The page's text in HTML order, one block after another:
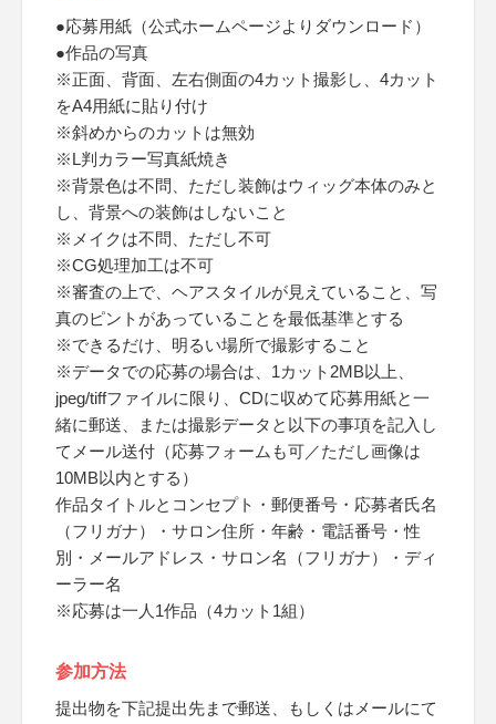
●応募用紙（公式ホームページよりダウンロード）
●作品の写真
※正面、背面、左右側面の4カット撮影し、4カット
をA4用紙に貼り付け
※斜めからのカットは無効
※L判カラー写真紙焼き
※背景色は不問、ただし装飾はウィッグ本体のみと
し、背景への装飾はしないこと
※メイクは不問、ただし不可
※CG処理加工は不可
※審査の上で、ヘアスタイルが見えていること、写
真のピントがあっていることを最低基準とする
※できるだけ、明るい場所で撮影すること
※データでの応募の場合は、1カット2MB以上、
jpeg/tiffファイルに限り、CDに収めて応募用紙と一
緒に郵送、または撮影データと以下の事項を記入し
てメール送付（応募フォームも可／ただし画像は
10MB以内とする）
作品タイトルとコンセプト・郵便番号・応募者氏名
（フリガナ）・サロン住所・年齢・電話番号・性
別・メールアドレス・サロン名（フリガナ）・ディ
ーラー名
※応募は一人1作品（4カット1組）
参加方法
提出物を下記提出先まで郵送、もしくはメールにて